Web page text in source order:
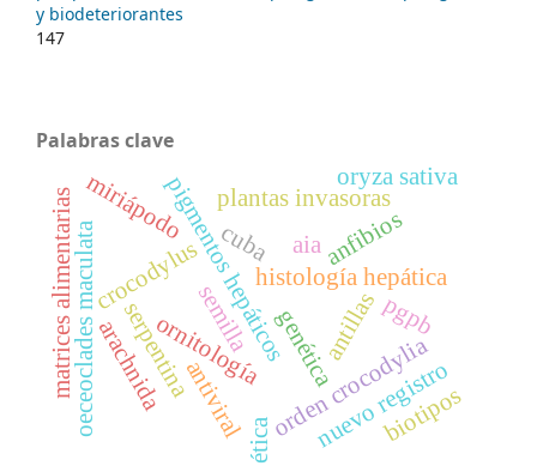
y biodeteriorantes
147
Palabras clave
histología hepática
pigmentos hepáticos anfibios
ornitología
cuba
genética
crocodylus
orden crocodylia
plantas invasoras
serpentina
oeceoclades maculata nuevo registro
miriápodo
arachnida antillas
antiviral
matrices alimentarias
ética
aia
oryza sativa
semilla pgpb
biotipos